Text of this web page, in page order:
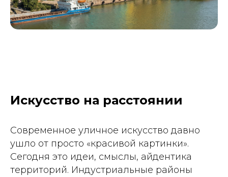
Искусство на расстоянии
Современное уличное искусство давно
ушло от просто «красивой картинки».
Сегодня это идеи, смыслы, айдентика
территорий. Индустриальные районы